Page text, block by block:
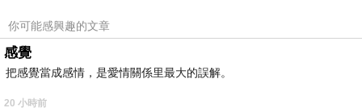
有明顯上的差距
大姊很早就遠嫁外地
與其說是為愛遠走他方
你可能感興趣的文章
感覺
把感覺當成感情，是愛情關係里最大的誤解。
20 小時前